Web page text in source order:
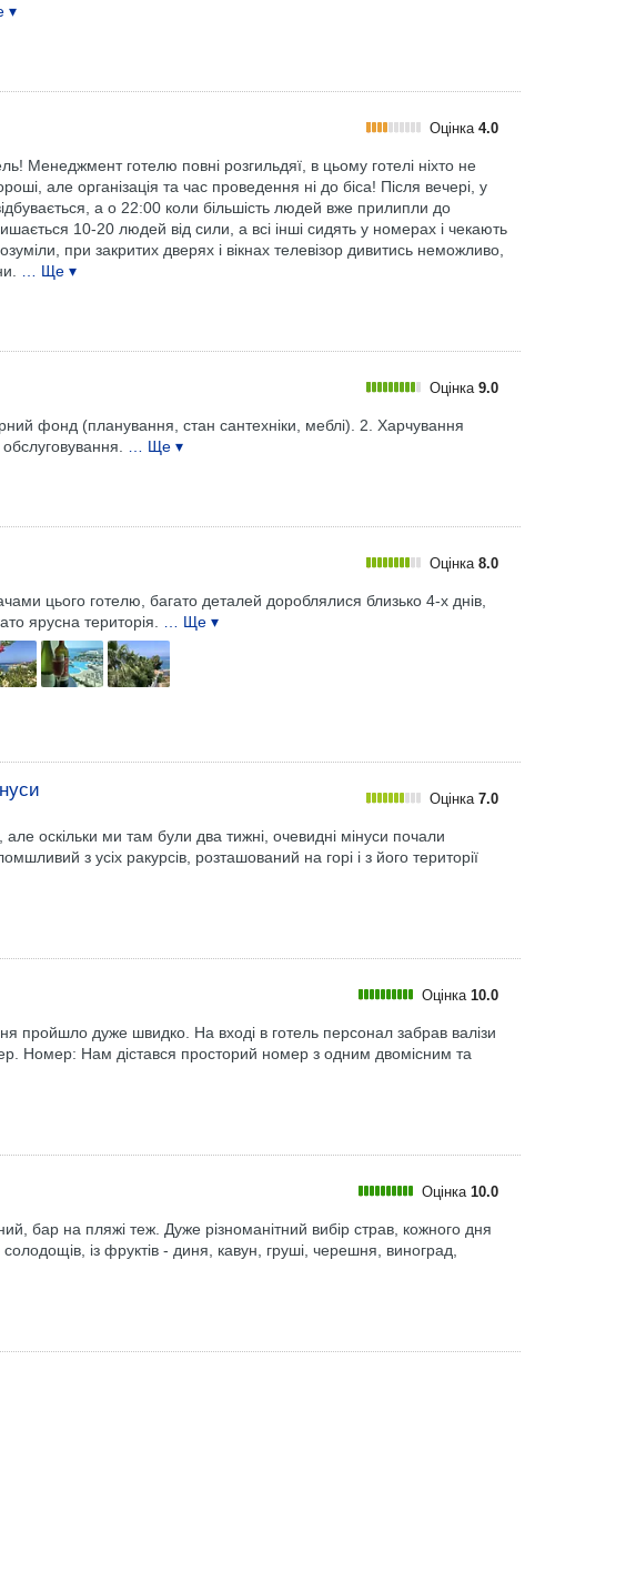
▾
Оцінка 4.0
Менеджмент готелю повні розгильдяї, в цьому готелі ніхто не
але організація та час проведення ні до біса! Після вечері, у
а о 22:00 коли більшість людей вже прилипли до
10-20 людей від сили, а всі інші сидять у номерах і чекають
при закритих дверях і вікнах телевізор дивитись неможливо,
… Ще ▾
Оцінка 9.0
фонд (планування, стан сантехніки, меблі). 2. Харчування
… Ще ▾
Оцінка 8.0
цього готелю, багато деталей дороблялися близько 4-х днів,
ярусна територія.
… Ще ▾
Оцінка 7.0
оскільки ми там були два тижні, очевидні мінуси почали
з усіх ракурсів, розташований на горі і з його території
Оцінка 10.0
пройшло дуже швидко. На вході в готель персонал забрав валізи
Номер: Нам дістався просторий номер з одним двомісним та
Оцінка 10.0
бар на пляжі теж. Дуже різноманітний вибір страв, кожного дня
із фруктів - диня, кавун, груші, черешня, виноград,